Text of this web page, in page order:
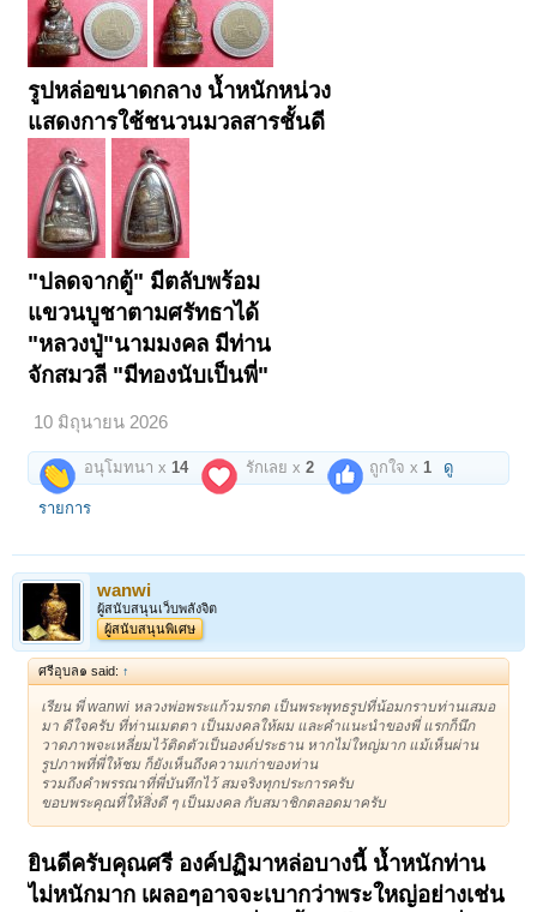
รูปหล่อขนาดกลาง น้ำหนักหน่วง
แสดงการใช้ชนวนมวลสารชั้นดี
"ปลดจากตู้" มีตลับพร้อม
แขวนบูชาตามศรัทธาได้
"หลวงปู่"นามมงคล มีท่าน
จักสมวลี "มีทองนับเป็นพี่"
10 มิถุนายน 2026
อนุโมทนา x14 รักเลย x2 ถูกใจ x1 ดู
รายการ
wanwi
ผู้สนับสนุนเว็บพลังจิต
ผู้สนับสนุนพิเศษ
ศรีอุบล๑ said: ↑
เรียน พี่ wanwi หลวงพ่อพระแก้วมรกต เป็นพระพุทธรูปที่น้อมกราบท่านเสมอ
มา ดีใจครับ ที่ท่านเมตตา เป็นมงคลให้ผม และคำแนะนำของพี่ แรกก็นึก
วาดภาพจะเหลี่ยมไว้ติดตัวเป็นองค์ประธาน หากไม่ใหญ่มาก แม้เห็นผ่าน
รูปภาพที่พี่ให้ชม ก็ยังเห็นถึงความเก่าของท่าน
รวมถึงคำพรรณาที่พี่บันทึกไว้ สมจริงทุกประการครับ
ขอบพระคุณที่ให้สิ่งดี ๆ เป็นมงคล กับสมาชิกตลอดมาครับ
ยินดีครับคุณศรี องค์ปฏิมาหล่อบางนี้ น้ำหนักท่าน
ไม่หนักมาก เผลอๆอาจจะเบากว่าพระใหญ่อย่างเช่น